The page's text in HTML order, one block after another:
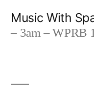
Music With
– 3am – WPRB